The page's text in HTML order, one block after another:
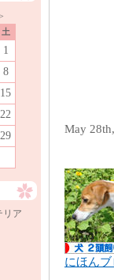
土
1
8
15
22
29
リア
May
にほん